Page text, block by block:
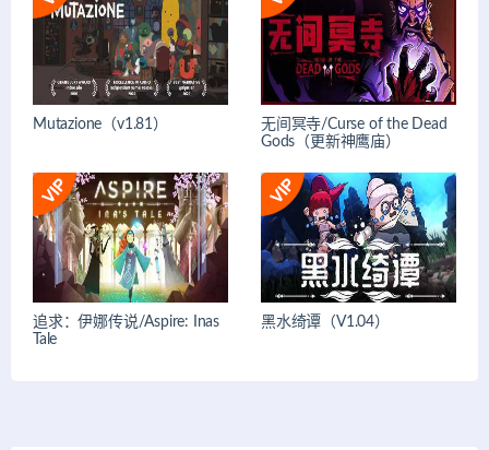
Mutazione（v1.81）
无间冥寺/Curse of the Dead
Gods（更新神鹰庙）
追求：伊娜传说/Aspire: Inas
Tale
黑水绮谭（V1.04）